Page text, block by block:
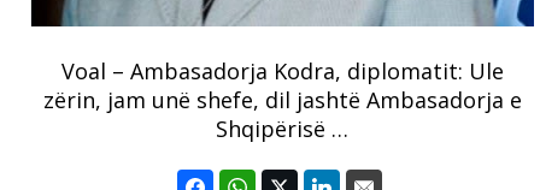
Voal – Ambasadorja Kodra, diplomatit: Ule
zërin, jam unë shefe, dil jashtë Ambasadorja e
Shqipërisë …